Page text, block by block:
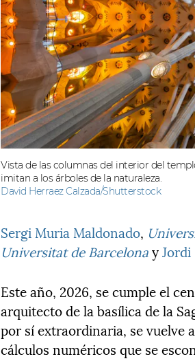
Vista de las columnas del interior del
imitan a los árboles de la naturaleza.
David Herraez Calzada/Shutterstock
Sergi Muria Maldonado,
Universitat de Barcelonay
Este año, 2026, se cumple el
arquitecto de la basílica de la
por sí extraordinaria, se vuelve
cálculos numéricos que se